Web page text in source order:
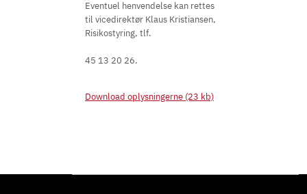
Eventuel henvendelse kan rettes
til vicedirektør Klaus Kristiansen,
Risikostyring, tlf.
45 13 20 26.
Download oplysningerne (23 kb)